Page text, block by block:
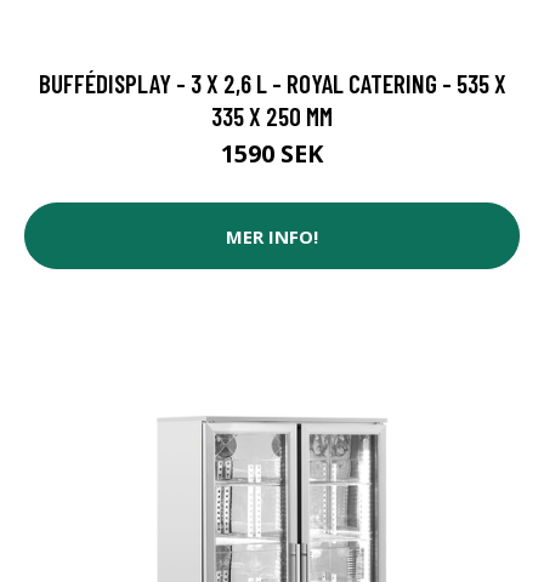
BUFFÉDISPLAY - 3 X 2,6 L - ROYAL CATERING - 535 X
335 X 250 MM
1590 SEK
MER INFO!